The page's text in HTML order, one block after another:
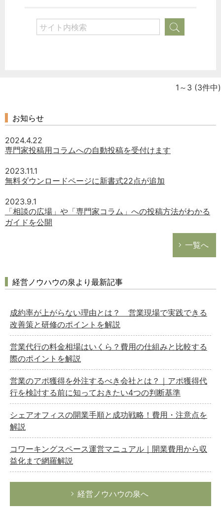
秘書のノウハウ
次へ
1～3 (3件中)
お知らせ
2024.4.22
専門家投稿用コラムへの自動投稿を受付けます
2023.11.1
無料ダウンロードページに新書式22点が追加
2023.9.1
「相談の広場」や「専門家コラム」への投稿方法がわかる
ガイドを公開
一覧へ
経営ノウハウの泉より最新記事
成約率が上がらない理由とは？ 営業現場で実践できる
改善策と研修のポイントを解説
営業代行の料金相場はいくら？費用の仕組みと比較する
際のポイントを解説
営業のアポ獲得を外注するべき会社とは？｜アポ獲得代
行を検討する前に知っておきたい4つの判断基準
シェアオフィスの開業手順と成功戦略！費用・注意点を
解説
コワーキングスペース運営マニュアル｜開業費用から収
益化まで網羅解説
経営ノウハウの泉へ